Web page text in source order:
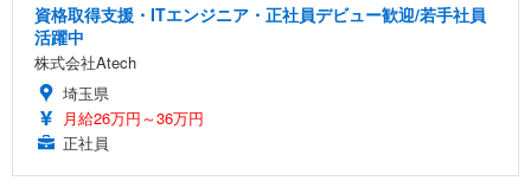
資格取得支援・ITエンジニア・正社員デビュー歓迎/若手社員
活躍中
株式会社Atech
埼玉県
月給26万円～36万円
正社員